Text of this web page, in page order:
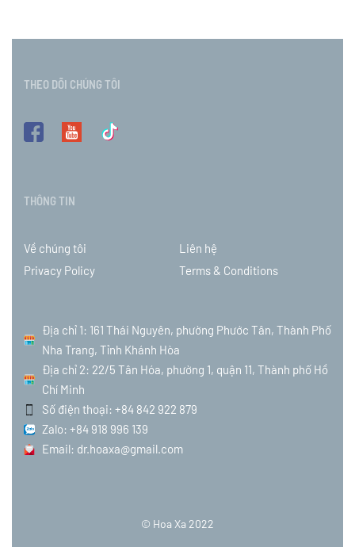
THEO DÕI CHÚNG TÔI
THÔNG TIN
Về chúng tôi
Liên hệ
Privacy Policy
Terms & Conditions
Địa chỉ 1: 161 Thái Nguyên, phường Phước Tân, Thành Phố
Nha Trang, Tỉnh Khánh Hòa
Địa chỉ 2: 22/5 Tân Hóa, phường 1, quận 11, Thành phố Hồ
Chí Minh
Số điện thoại: +84 842 922 879
Zalo: +84 918 996 139
Email: dr.hoaxa@gmail.com
© Hoa Xa 2022